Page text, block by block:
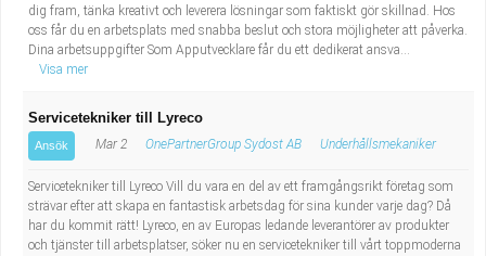
dig fram, tänka kreativt och leverera lösningar som faktiskt gör skillnad. Hos
oss får du en arbetsplats med snabba beslut och stora möjligheter att påverka.
Dina arbetsuppgifter Som Apputvecklare får du ett dedikerat ansva...
Visa mer
Servicetekniker till Lyreco
Ansök Mar 2 OnePartnerGroup Sydost AB Underhållsmekaniker
Servicetekniker till Lyreco Vill du vara en del av ett framgångsrikt företag som
strävar efter att skapa en fantastisk arbetsdag för sina kunder varje dag? Då
har du kommit rätt! Lyreco, en av Europas ledande leverantörer av produkter
och tjänster till arbetsplatser, söker nu en servicetekniker till vårt toppmoderna